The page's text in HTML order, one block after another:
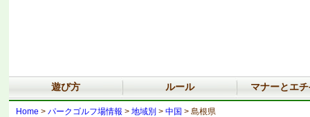
遊び方 ルール マナーとエ
Home > パークゴルフ場情報 > 地域別 > 中国 > 島根県